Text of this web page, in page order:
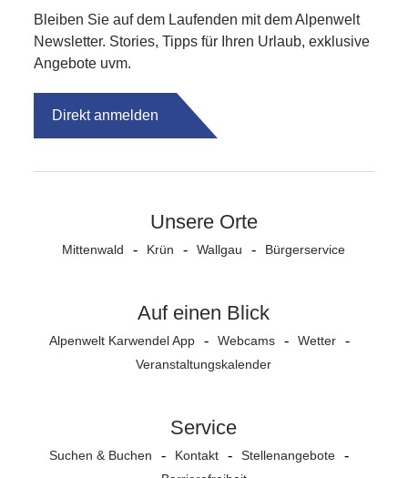
Bleiben Sie auf dem Laufenden mit dem Alpenwelt
Newsletter. Stories, Tipps für Ihren Urlaub, exklusive
Angebote uvm.
Direkt anmelden
Unsere Orte
Mittenwald Krün Wallgau Bürgerservice
Auf einen Blick
Alpenwelt Karwendel App Webcams
Wetter
Veranstaltungs­kalender
Service
Suchen & Buchen Kontakt
Stellenangebote